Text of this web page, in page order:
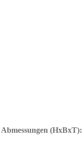
Abmessungen (HxBxT):